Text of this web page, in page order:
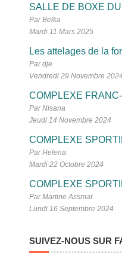
SALLE DE BOXE
Par Belka
Mardi 11 Mars 2025
Les attelages de la
Par dje
Vendredi 29 Novembre 2024
COMPLEXE
Par Nisana
Jeudi 14 Novembre 2024
COMPLEXE
Par Helena
Mardi 22 Octobre 2024
COMPLEXE
Par Martine Assmat
Lundi 16 Septembre 2024
SUIVEZ-NOUS SUR